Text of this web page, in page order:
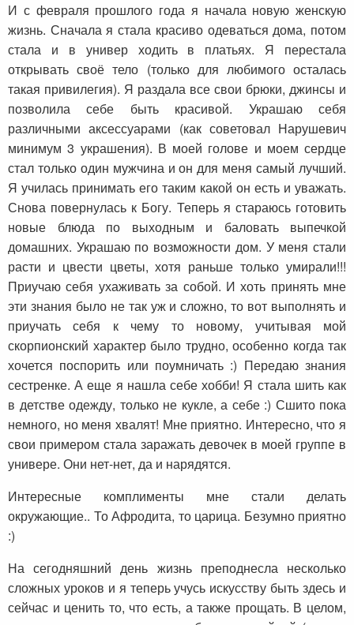
И с февраля прошлого года я начала новую женскую
жизнь. Сначала я стала красиво одеваться дома, потом
стала и в универ ходить в платьях. Я перестала
открывать своё тело (только для любимого осталась
такая привилегия). Я раздала все свои брюки, джинсы и
позволила себе быть красивой. Украшаю себя
различными аксессуарами (как советовал Нарушевич
минимум 3 украшения). В моей голове и моем сердце
стал только один мужчина и он для меня самый лучший.
Я училась принимать его таким какой он есть и уважать.
Снова повернулась к Богу. Теперь я стараюсь готовить
новые блюда по выходным и баловать выпечкой
домашних. Украшаю по возможности дом. У меня стали
расти и цвести цветы, хотя раньше только умирали!!!
Приучаю себя ухаживать за собой. И хоть принять мне
эти знания было не так уж и сложно, то вот выполнять и
приучать себя к чему то новому, учитывая мой
скорпионский характер было трудно, особенно когда так
хочется поспорить или поумничать :) Передаю знания
сестренке. А еще я нашла себе хобби! Я стала шить как
в детстве одежду, только не кукле, а себе :) Сшито пока
немного, но меня хвалят! Мне приятно. Интересно, что я
свои примером стала заражать девочек в моей группе в
универе. Они нет-нет, да и нарядятся.
Интересные комплименты мне стали делать
окружающие.. То Афродита, то царица. Безумно приятно
:)
На сегодняшний день жизнь преподнесла несколько
сложных уроков и я теперь учусь искусству быть здесь и
сейчас и ценить то, что есть, а также прощать. В целом,